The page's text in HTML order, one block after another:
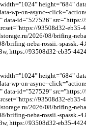
height="684"
wp-on-async--
data-id="527526"
93508d32-
2026/08/brifing-
brifing-neba-rossii.-
https://93508d32-eb35-
height="684"
wp-on-async--
data-id="527529"
93508d32-
2026/08/brifing-
brifing-neba-rossii.-
https://93508d32-eb35-